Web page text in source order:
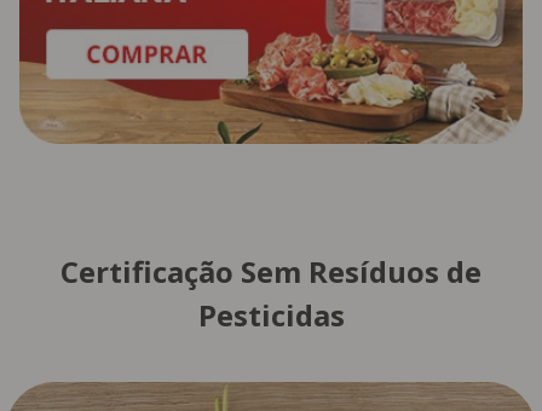
Certificação Sem Resíduos de
Pesticidas